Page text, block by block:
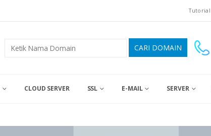
Tutorial
CLOUD SERVER SSL E-MAIL SERVER